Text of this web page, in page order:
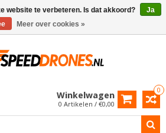
0
Winkelwagen
0 Artikelen / €0,00
website te verbeteren. Is dat akkoord?
Ja
Meer over cookies »